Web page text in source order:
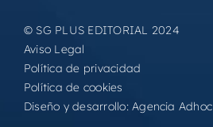
© SG PLUS EDITORIAL 2024
Aviso Legal
Política de privacidad
Política de cookies
Diseño y desarrollo:Agencia Adhoc